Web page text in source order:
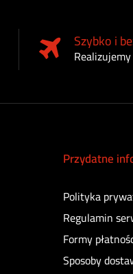
Szybko i
Przydatne
Polityka
Regulamin
Formy
Sposoby